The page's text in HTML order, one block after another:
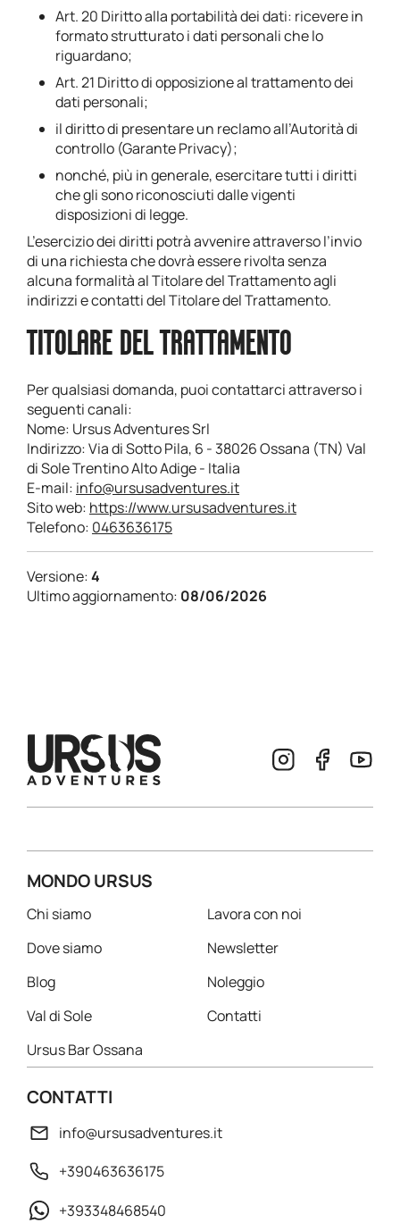
Art. 20 Diritto alla portabilità dei dati: ricevere in
formato strutturato i dati personali che lo
riguardano;
Art. 21 Diritto di opposizione al trattamento dei
dati personali;
il diritto di presentare un reclamo all’Autorità di
controllo (Garante Privacy);
nonché, più in generale, esercitare tutti i diritti
che gli sono riconosciuti dalle vigenti
disposizioni di legge.
L’esercizio dei diritti potrà avvenire attraverso l’invio
di una richiesta che dovrà essere rivolta senza
alcuna formalità al Titolare del Trattamento agli
indirizzi e contatti del Titolare del Trattamento.
TITOLARE DEL TRATTAMENTO
Per qualsiasi domanda, puoi contattarci attraverso i
seguenti canali:
Nome: Ursus Adventures Srl
Indirizzo: Via di Sotto Pila, 6 - 38026 Ossana (TN) Val
di Sole Trentino Alto Adige - Italia
E-mail: info@ursusadventures.it
Sito web: https://www.ursusadventures.it
Telefono: 0463636175
Versione:4
Ultimo aggiornamento: 08/06/2026
MONDO URSUS
Chi siamo
Dove siamo
Blog
Val di Sole
Ursus Bar Ossana
Lavora con noi
Newsletter
Noleggio
Contatti
CONTATTI
info@ursusadventures.it
+390463636175
+393348468540